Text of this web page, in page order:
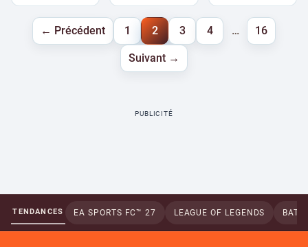
Navigation
← Précédent 1 2 3 4 … 16
Suivant →
PUBLICITÉ
TENDANCES EA SPORTS FC™ 27 LEAGUE OF LEGENDS